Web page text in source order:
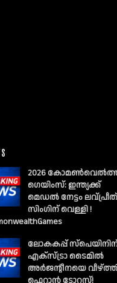
2026
ഗെയിംസ്: ഇന്ത്യക്ക്
മെഡൽ നേട്ടം ലവ്പ്രീത്
സിംഗിന് വെള്ളി !
ലോകകപ്പ്
എക്സ്ട്രാ ടൈമിൽ
അർജന്റീനയെ
ഫെറാൻ ടോറസ്!